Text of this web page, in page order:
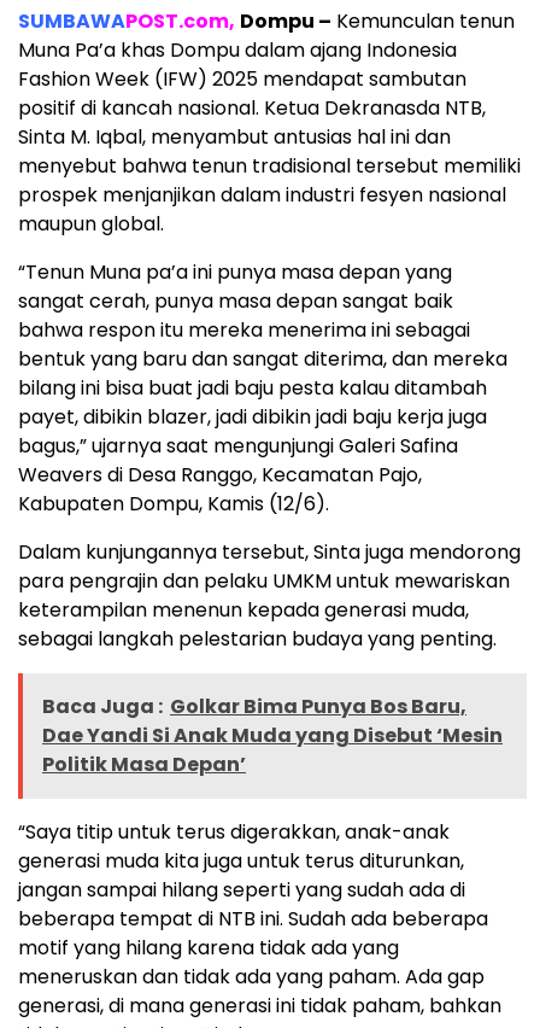
SUMBAWAPOST.com, Dompu – Kemunculan tenun
Muna Pa’a khas Dompu dalam ajang Indonesia
Fashion Week (IFW) 2025 mendapat sambutan
positif di kancah nasional. Ketua Dekranasda NTB,
Sinta M. Iqbal, menyambut antusias hal ini dan
menyebut bahwa tenun tradisional tersebut memiliki
prospek menjanjikan dalam industri fesyen nasional
maupun global.
“Tenun Muna pa’a ini punya masa depan yang
sangat cerah, punya masa depan sangat baik
bahwa respon itu mereka menerima ini sebagai
bentuk yang baru dan sangat diterima, dan mereka
bilang ini bisa buat jadi baju pesta kalau ditambah
payet, dibikin blazer, jadi dibikin jadi baju kerja juga
bagus,” ujarnya saat mengunjungi Galeri Safina
Weavers di Desa Ranggo, Kecamatan Pajo,
Kabupaten Dompu, Kamis (12/6).
Dalam kunjungannya tersebut, Sinta juga mendorong
para pengrajin dan pelaku UMKM untuk mewariskan
keterampilan menenun kepada generasi muda,
sebagai langkah pelestarian budaya yang penting.
Baca Juga : Golkar Bima Punya Bos Baru,
Dae Yandi Si Anak Muda yang Disebut ‘Mesin
Politik Masa Depan’
“Saya titip untuk terus digerakkan, anak-anak
generasi muda kita juga untuk terus diturunkan,
jangan sampai hilang seperti yang sudah ada di
beberapa tempat di NTB ini. Sudah ada beberapa
motif yang hilang karena tidak ada yang
meneruskan dan tidak ada yang paham. Ada gap
generasi, di mana generasi ini tidak paham, bahkan